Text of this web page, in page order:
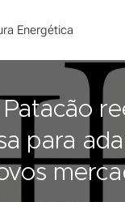
Energética
Patacão
para